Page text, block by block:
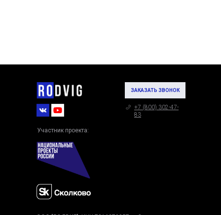
ЗАКАЗАТЬ ЗВОНОК
Участник проекта:
+7 (800) 302-47-
83